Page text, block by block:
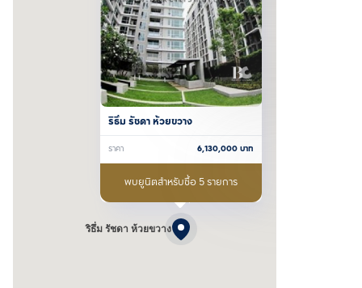
ริธึ่ม รัชดา ห้วยขวาง
ริธึ่ม รัชดา ห้วยขวาง
ราคา 6,130,000บาท
พบยูนิตสำหรับซื้อ 5 รายการ